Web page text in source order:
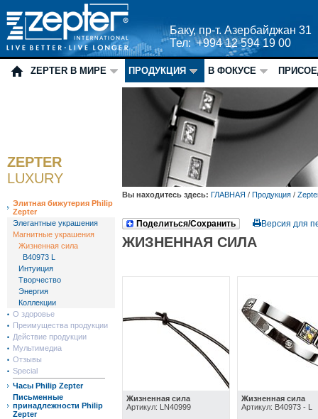
Баку, пр-т. Азербайджан 31
Тел: +994 12 594 19 00
ZEPTER В МИРЕ ПРОДУКЦИЯ В ФОКУСЕ
ZEPTER
LUXURY
Элитная бижутерия Philip
Zepter
Элегантные украшения
Магнитные украшения
Жизненная сила
B40973 L
Интуиция
Творчество
Энергия
Коллекции
О здоровье
Преимущества продукции
Действие продукции
Мультимедиа
Отзывы
Special
Часы Philip Zepter
Письменные
принадлежности Philip
Zepter
Вы находитесь здесь: ГЛАВНАЯ / Продукция /
Поделиться/Сохранить Версия для
ЖИЗНЕННАЯ СИЛА
Жизненная сила
Артикул: LN40999
Жизненная сила
Артикул: B40973 - L